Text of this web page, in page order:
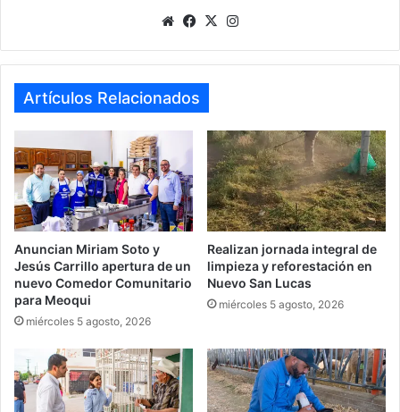
WebsiteFacebook
X
Artículos Relacionados
Anuncian Miriam Soto y
Jesús Carrillo apertura de un
nuevo Comedor Comunitario
para Meoqui
miércoles 5 agosto, 2026
Realizan jornada integral de
limpieza y reforestación en
Nuevo San Lucas
miércoles 5 agosto, 2026